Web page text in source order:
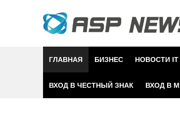
ГЛАВНАЯ БИЗНЕС НОВОСТИ IT
ВХОД В ЧЕСТНЫЙ ЗНАК ВХОД В